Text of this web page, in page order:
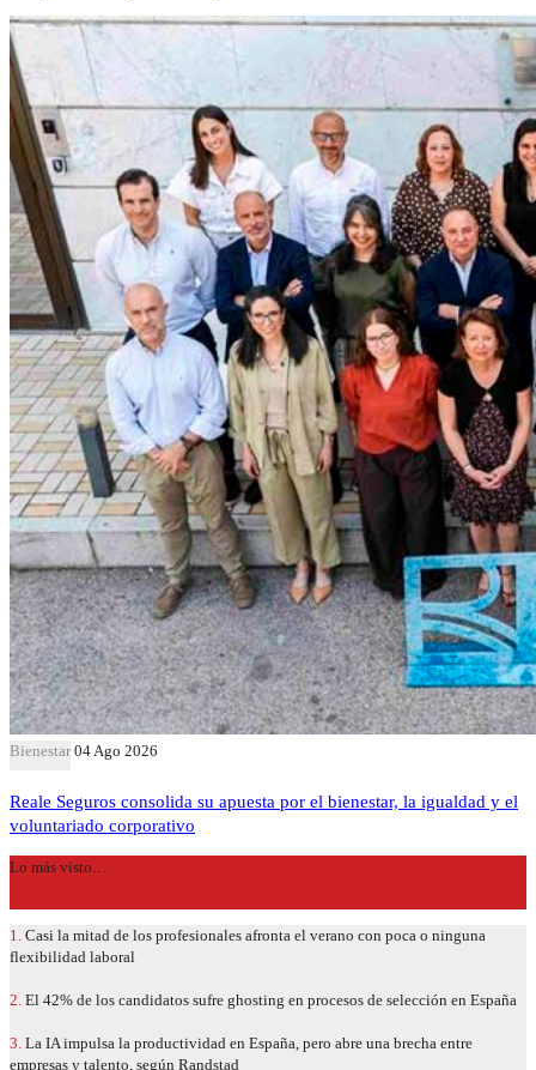
Bienestar 04 Ago 2026
Reale Seguros consolida su apuesta por el bienestar, la igualdad y el
voluntariado corporativo
Lo más visto…
1. Casi la mitad de los profesionales afronta el verano con poca o ninguna
flexibilidad laboral
2. El 42% de los candidatos sufre ghosting en procesos de selección en España
3. La IA impulsa la productividad en España, pero abre una brecha entre
empresas y talento, según Randstad